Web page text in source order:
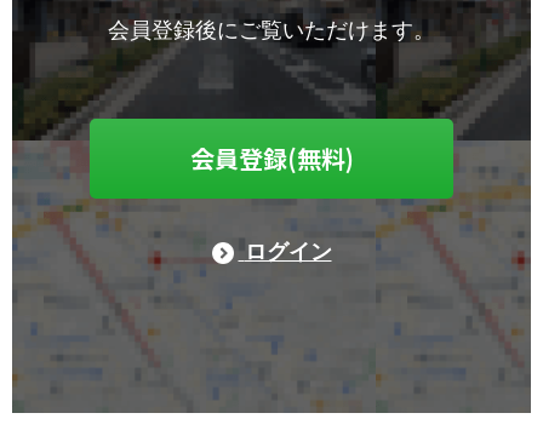
会員登録後にご覧いただけます。
会員登録(無料)
ログイン